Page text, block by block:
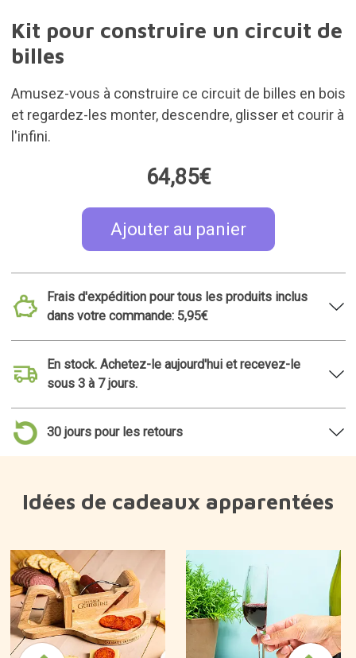
Kit pour construire un circuit de
billes
Amusez-vous à construire ce circuit de billes en bois
et regardez-les monter, descendre, glisser et courir à
l'infini.
64,85€
Ajouter au panier
Frais d'expédition pour tous les produits inclus
dans votre commande: 5,95€
En stock. Achetez-le aujourd'hui et recevez-le
sous 3 à 7 jours.
30 jours pour les retours
Idées de cadeaux apparentées